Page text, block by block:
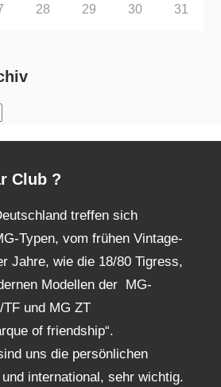
28 29 30 31
Club ?
treffen sich
Typen, vom frühen Vintage-
Jahre, wie die 18/80 Tigress,
Modellen der MG-
und MG ZT
of friendship“.
uns die persönlichen
international, sehr wichtig.